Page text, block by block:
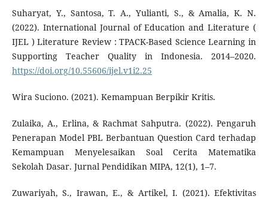
Suharyat, Y., Santosa, T. A., Yulianti, S., & Amalia, K. N.
(2022). International Journal of Education and Literature (
IJEL ) Literature Review : TPACK-Based Science Learning in
Supporting Teacher Quality in Indonesia. 2014–2020.
https://doi.org/10.55606/ijel.v1i2.25
Wira Suciono. (2021). Kemampuan Berpikir Kritis.
Zulaika, A., Erlina, & Rachmat Sahputra. (2022). Pengaruh
Penerapan Model PBL Berbantuan Question Card terhadap
Kemampuan Menyelesaikan Soal Cerita Matematika
Sekolah Dasar. Jurnal Pendidikan MIPA, 12(1), 1–7.
Zuwariyah, S., Irawan, E., & Artikel, I. (2021). Efektivitas